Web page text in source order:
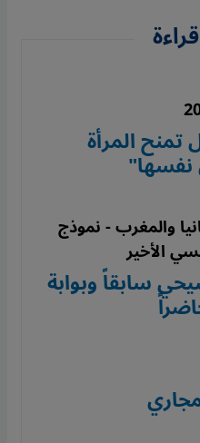
المرأة
نفسها"
والمغرب - نموذج
الأخير
سابقاً وبوابة